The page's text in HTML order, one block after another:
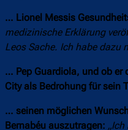
… Lionel Messis
medizinische Erklärung
Leos Sache. Ich habe dazu
… Pep Guardiola, und ob er
City als Bedrohung für sein
… seinen möglichen
Bernabéu auszutragen: